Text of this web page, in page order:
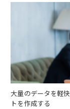
大量のデータを軽
トを作成する